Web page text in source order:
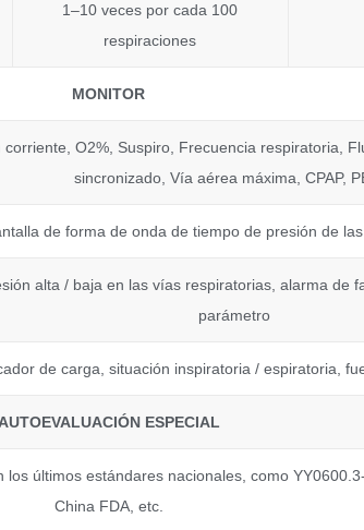
1–10 veces por cada 100
respiraciones
MONITOR
corriente, O2%, Suspiro, Frecuencia respiratoria,
sincronizado, Vía aérea máxima, CPAP,
de forma de onda de tiempo de presión de
alta / baja en las vías respiratorias, alarma de
parámetro
de carga, situación inspiratoria / espiratoria,
AUTOEVALUACIÓN ESPECIAL
últimos estándares nacionales, como
China FDA, etc.